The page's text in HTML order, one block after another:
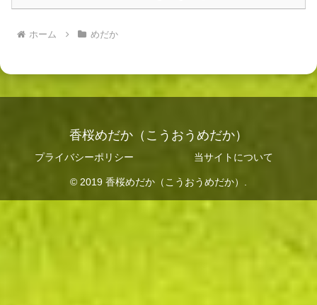
ホーム めだか
香桜めだか（こうおうめだか）
プライバシーポリシー 当サイトについて
© 2019 香桜めだか（こうおうめだか）.